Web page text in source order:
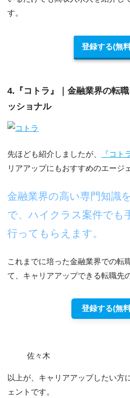
す。
登録する(無
4.『コトラ』｜金融業界の転
ッショナル
先ほども紹介しましたが、 『コト
リアアップにもおすすめのエージ
金融業界の高い専門知識
で、ハイクラス案件でも
行ってもらえます。
これまでに培った金融業界での転
て、キャリアアップできる転職先
登録する(無
佐々木
以上が、キャリアアップしたい方
ェントです。